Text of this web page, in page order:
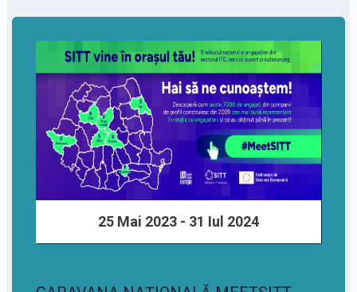
25 Mai 2023 - 31 Iul 2024